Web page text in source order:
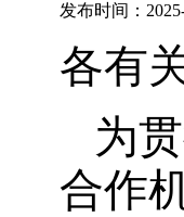
发布时间：
各有
为
合作